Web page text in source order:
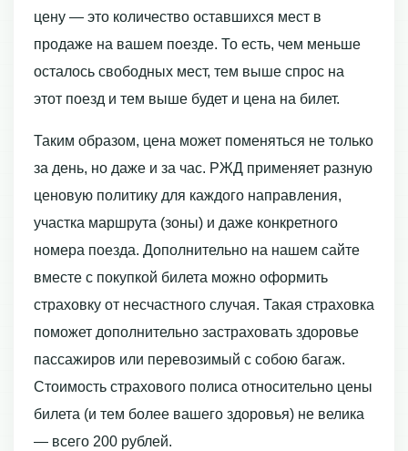
цену — это количество оставшихся мест в
продаже на вашем поезде. То есть, чем меньше
осталось свободных мест, тем выше спрос на
этот поезд и тем выше будет и цена на билет.
Таким образом, цена может поменяться не только
за день, но даже и за час. РЖД применяет разную
ценовую политику для каждого направления,
участка маршрута (зоны) и даже конкретного
номера поезда. Дополнительно на нашем сайте
вместе с покупкой билета можно оформить
страховку от несчастного случая. Такая страховка
поможет дополнительно застраховать здоровье
пассажиров или перевозимый с собою багаж.
Стоимость страхового полиса относительно цены
билета (и тем более вашего здоровья) не велика
— всего 200 рублей.